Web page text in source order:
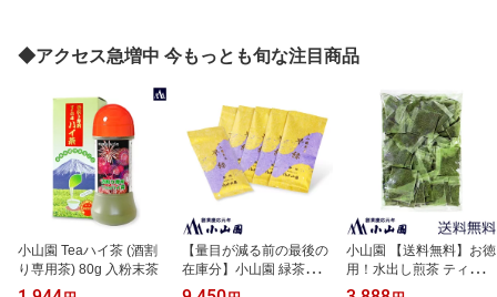
切に摘み取ったこだわり
茶です。
◆アクセス急増中 今もっとも旬な注目商品
小山園 Teaハイ茶 (酒割
り専用茶) 80g 入粉末茶
【量目が減る前の最後の
在庫分】小山園 緑茶
「早緑」 100g 袋入 5＋1
小山園 【送料無料】お徳
用！水出し煎茶 ティーバ
ッグ 5g 100個 袋入【の